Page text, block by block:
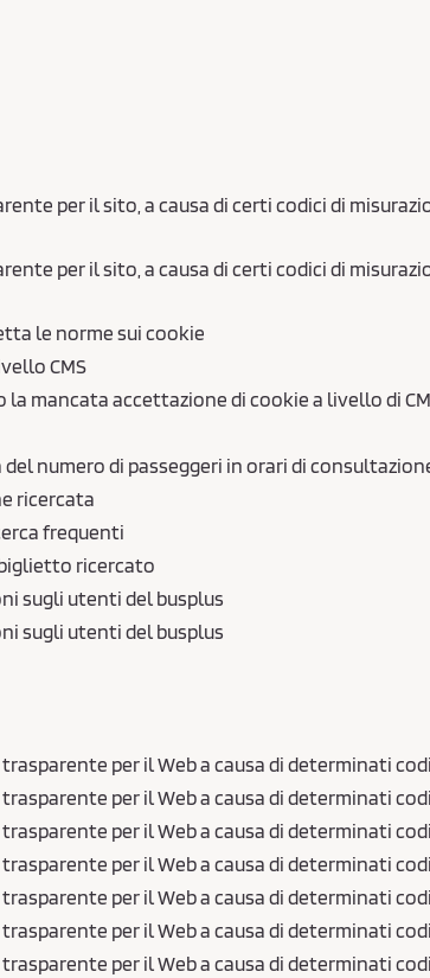
per il sito, a causa di certi codici di
per il sito, a causa di certi codici di
le norme sui cookie
CMS
mancata accettazione di cookie a livello di
numero di passeggeri in orari di
ricercata
frequenti
ricercato
sugli utenti del busplus
sugli utenti del busplus
per il Web a causa di determinati
per il Web a causa di determinati
per il Web a causa di determinati
per il Web a causa di determinati
per il Web a causa di determinati
per il Web a causa di determinati
per il Web a causa di determinati